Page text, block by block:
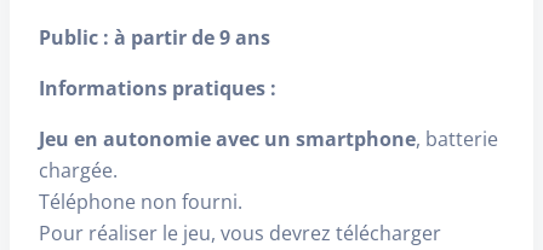
Public : à partir de 9 ans
Informations pratiques :
Jeu en autonomie avec un smartphone, batterie
chargée.
Téléphone non fourni.
Pour réaliser le jeu, vous devrez télécharger